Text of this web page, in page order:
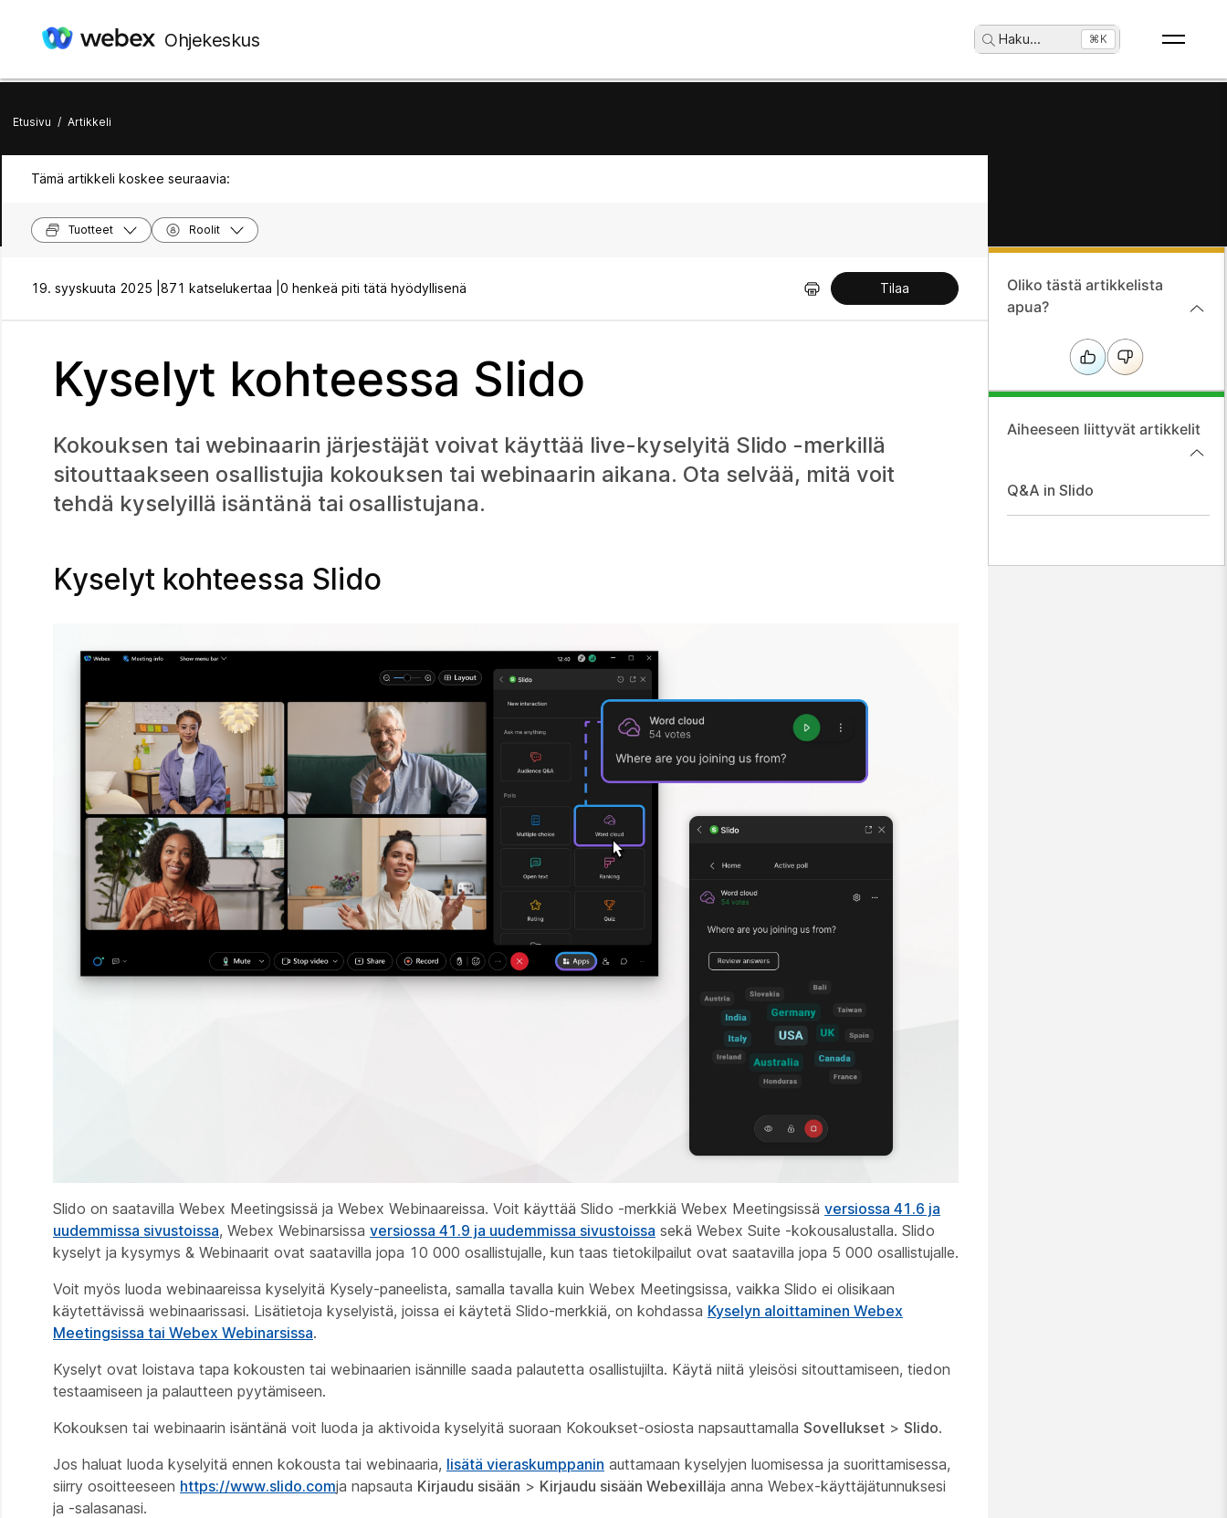
Ohjekeskus Haku... ⌘K
Etusivu / Artikkeli
Tämä artikkeli koskee seuraavia:
Tuotteet Roolit
19. syyskuuta 2025 | 871 katselukertaa | 0 henkeä piti tätä hyödyllisenä Tilaa
Kyselyt kohteessa Slido
Kokouksen tai webinaarin järjestäjät voivat käyttää live-kyselyitä Slido -merkillä
sitouttaakseen osallistujia kokouksen tai webinaarin aikana. Ota selvää, mitä voit
tehdä kyselyillä isäntänä tai osallistujana.
Kyselyt kohteessa Slido
Slido on saatavilla Webex Meetingsissä ja Webex Webinaareissa. Voit käyttää Slido -merkkiä Webex Meetingsissä versiossa 41.6 ja
uudemmissa sivustoissa, Webex Webinarsissa versiossa 41.9 ja uudemmissa sivustoissa sekä Webex Suite -kokousalustalla. Slido
kyselyt ja kysymys & Webinaarit ovat saatavilla jopa 10 000 osallistujalle, kun taas tietokilpailut ovat saatavilla jopa 5 000 osallistujalle.
Voit myös luoda webinaareissa kyselyitä Kysely-paneelista, samalla tavalla kuin Webex Meetingsissa, vaikka Slido ei olisikaan
käytettävissä webinaarissasi. Lisätietoja kyselyistä, joissa ei käytetä Slido-merkkiä, on kohdassa Kyselyn aloittaminen Webex
Meetingsissa tai Webex Webinarsissa.
Kyselyt ovat loistava tapa kokousten tai webinaarien isännille saada palautetta osallistujilta. Käytä niitä yleisösi sitouttamiseen, tiedon
testaamiseen ja palautteen pyytämiseen.
Kokouksen tai webinaarin isäntänä voit luoda ja aktivoida kyselyitä suoraan Kokoukset-osiosta napsauttamalla Sovellukset > Slido.
Jos haluat luoda kyselyitä ennen kokousta tai webinaaria, lisätä vieraskumppanin auttamaan kyselyjen luomisessa ja suorittamisessa,
siirry osoitteeseen https://www.slido.comja napsauta Kirjaudu sisään > Kirjaudu sisään Webexilläja anna Webex-käyttäjätunnuksesi
ja -salasanasi.
Oliko tästä artikkelista
apua?
Aiheeseen liittyvät artikkelit
Q&A in Slido